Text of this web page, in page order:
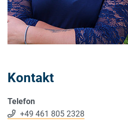
Kontakt
Telefon
+49 461 805 2328